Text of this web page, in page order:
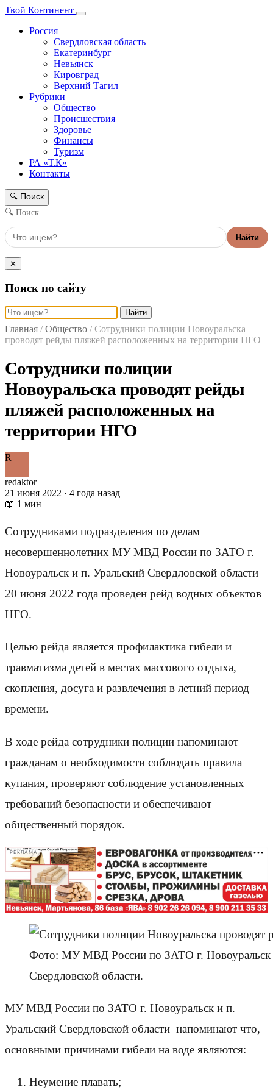
Твой Континент
Россия
Свердловская область
Екатеринбург
Невьянск
Кировград
Верхний Тагил
Рубрики
Общество
Происшествия
Здоровье
Финансы
Туризм
РА «Т.К»
Контакты
🔍 Поиск
🔍 Поиск
Найти
✕
Поиск по сайту
Найти
Главная / Общество / Сотрудники полиции Новоуральска
проводят рейды пляжей расположенных на территории НГО
Сотрудники полиции
Новоуральска проводят рейды
пляжей расположенных на
территории НГО
R
redaktor
21 июня 2022 · 4 года назад
📖 1 мин
Сотрудниками подразделения по делам
несовершеннолетних МУ МВД России по ЗАТО г.
Новоуральск и п. Уральский Свердловской области
20 июня 2022 года проведен рейд водных объектов
НГО.
Целью рейда является профилактика гибели и
травматизма детей в местах массового отдыха,
скопления, досуга и развлечения в летний период
времени.
В ходе рейда сотрудники полиции напоминают
гражданам о необходимости соблюдать правила
купания, проверяют соблюдение установленных
требований безопасности и обеспечивают
общественный порядок.
РЕКЛАМА
Фото: МУ МВД России по ЗАТО г. Новоуральск
Свердловской области.
МУ МВД России по ЗАТО г. Новоуральск и п.
Уральский Свердловской области напоминают что,
основными причинами гибели на воде являются:
Неумение плавать;